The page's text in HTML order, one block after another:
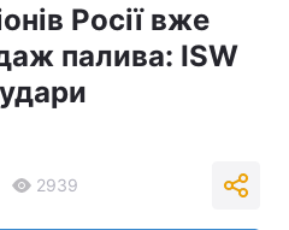
Росії вже
палива: ISW
2939